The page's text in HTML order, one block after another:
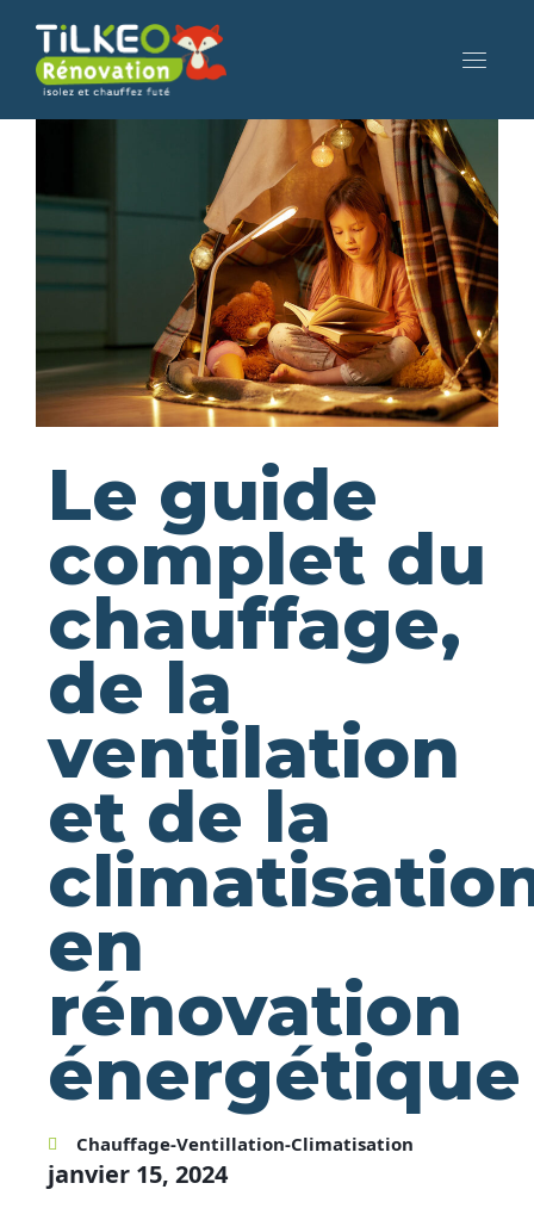
Le guide
complet du
chauffage,
de la
ventilation
et de la
en
rénovation
énergétique
Chauffage-Ventillation-Climatisation
janvier 15, 2024